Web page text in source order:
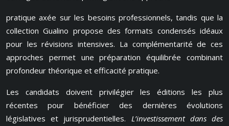
pratique axée sur les besoins professionnels, tandis que la
collection Gualino propose des formats condensés idéaux
pour les révisions intensives. La complémentarité de ces
approches permet une préparation équilibrée combinant
profondeur théorique et efficacité pratique.
Les candidats doivent privilégier les éditions les plus
récentes pour bénéficier des dernières évolutions
législatives et jurisprudentielles. L’investissement dans des